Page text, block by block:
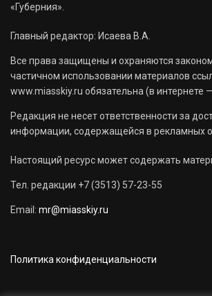
«Губерния».
Главный редактор: Исаева В.А.
Все права защищены и охраняются
частичном использовании материалов
www.miasskiy.ru обязательна (в интернете
Редакция не несет ответственности за
информации, содержащейся в рекламных
Настоящий ресурс может содержать
Тел. редакции +7 (3513) 57-23-55
Email: mr@miasskiy.ru
Политика конфиденциальности